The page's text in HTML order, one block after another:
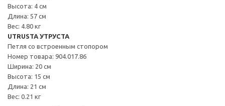
Высота: 4 см
Длина: 57 см
Вес: 4.80 кг
UTRUSTA УТРУСТА
Петля со встроенным стопором
Номер товара: 904.017.86
Ширина: 20 см
Высота: 15 см
Длина: 21 см
Вес: 0.21 кг